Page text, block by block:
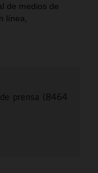
de medios de
línea,
prensa (8464